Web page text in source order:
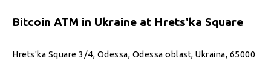
Bitcoin ATM in Ukraine at Hrets'ka Square
Hrets'ka Square 3/4, Odessa, Odessa oblast, Ukraina, 65000